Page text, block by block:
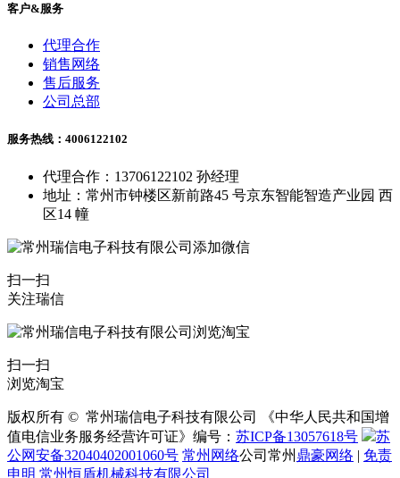
客户&服务
代理合作
销售网络
售后服务
公司总部
服务热线：4006122102
代理合作：13706122102 孙经理
地址：常州市钟楼区新前路45 号京东智能智造产业园 西
区14 幢
扫一扫
关注瑞信
扫一扫
浏览淘宝
版权所有 © 常州瑞信电子科技有限公司 《中华人民共和国增
值电信业务服务经营许可证》编号： 苏ICP备13057618号
苏
公网安备32040402001060号 常州网络公司常州 鼎豪网络 | 免责
申明 常州恒盾机械科技有限公司